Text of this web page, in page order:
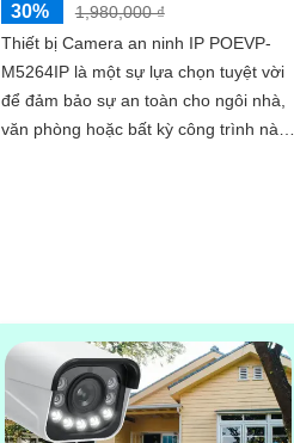
30%
1,980,000 ₫
Thiết bị Camera an ninh IP POEVP-
M5264IP là một sự lựa chọn tuyệt vời
để đảm bảo sự an toàn cho ngôi nhà,
văn phòng hoặc bất kỳ công trình nào.